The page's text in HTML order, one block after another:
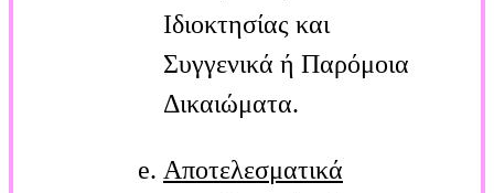
Ιδιοκτησίας και
Συγγενικά ή Παρόμοια
Δικαιώματα.
Αποτελεσματικά